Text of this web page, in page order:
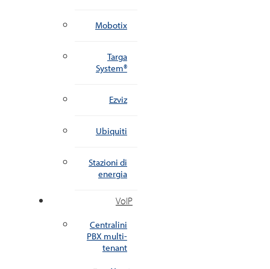
Mobotix
Targa
System®
Ezviz
Ubiquiti
Stazioni di
energia
VoIP
Centralini
PBX multi-
tenant